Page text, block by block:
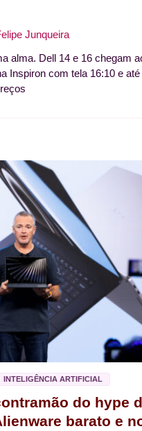
Junqueira
alma. Dell 14 e 16 chegam
Inspiron com tela 16:10 e
INTELIGÊNCIA ARTIFICIAL
do hype
barato e